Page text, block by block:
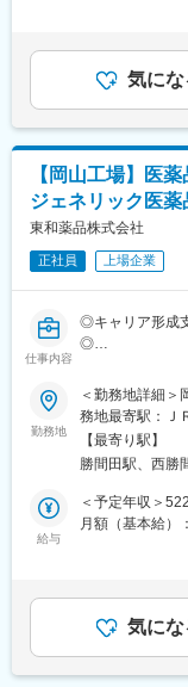
将来的には、
を担って頂け
の経験や強み弱
等を踏まえ、キ
ランに合わせた
変更の範囲：会
※生産状況によ
す。
※クリーンルー
■ジェネリック
ジェネリック医
ーカーから同じ
安全性が新薬と
本の医療費は急
が急務です。ジ
ます。皆さんの
います。
■当社について：
薬品のコア事業
ます。品質や安
安心できるお
っています。
東和薬品の新規
ヘルスケアに関
https://
▽職種相関図
https://
金はあくまで
があります。月
気にな
【岡山工場】医
ジェネリック医
東和薬品株式会社
正社員 上場企業
仕事内容
◎キャリア形成
◎
■業務内容：
試験・分析装置
や医薬品等の
果の評価・検証
■ジェネリック
ジェネリック医
が急務です。ジ
ます。皆さん
勤務地
＜勤務地詳細＞
務地最寄駅：Ｊ
禁煙変更の範囲
【最寄り駅】
勝間田駅、西勝
給与
＜予定年収＞
月額（基本給）
金はあくまで
があります。月
気にな